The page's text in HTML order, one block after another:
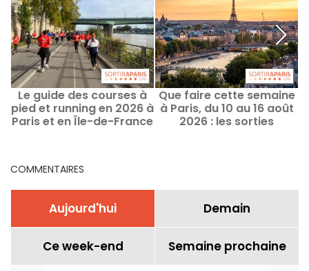
Le guide des courses à
pied et running en 2026 à
Paris et en Île-de-France
Que faire cette semaine
à Paris, du 10 au 16 août
2026 : les sorties
COMMENTAIRES
Aujourd'hui Demain
Ce week-end Semaine prochaine